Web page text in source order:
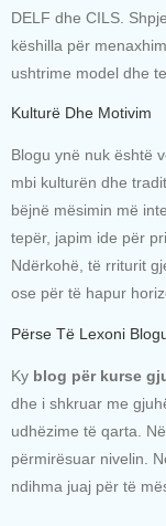
DELF dhe CILS.
këshilla për
ushtrime model dhe
Kulturë Dhe Motivim
Blogu ynë nuk është
mbi kulturën dhe
bëjnë mësimin më
tepër, japim ide për
Ndërkohë, të rriturit
ose për të hapur
Përse Të Lexoni
Ky blog për kurse
dhe i shkruar me
udhëzime të qarta.
përmirësuar nivelin.
ndihma juaj për të